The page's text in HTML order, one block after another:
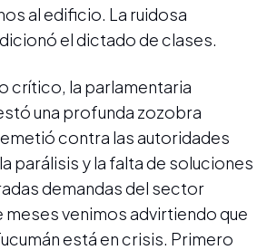
al edificio. La ruidosa
el dictado de clases.
crítico, la parlamentaria
una profunda zozobra
contra las autoridades
parálisis y la falta de soluciones
demandas del sector
meses venimos advirtiendo que
está en crisis. Primero